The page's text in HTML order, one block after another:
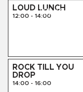
KINK
LOUD LUNCH
12:00 - 14:00
ROCK TILL YOU
DROP
14:00 - 16:00